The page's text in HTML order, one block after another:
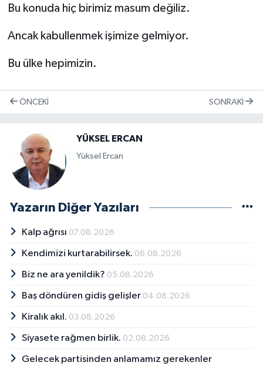
Bu konuda hiç birimiz masum değiliz.
Ancak kabullenmek işimize gelmiyor.
Bu ülke hepimizin.
ÖNCEKI SONRAKI
YÜKSEL ERCAN
Yüksel Ercan
Yazarın Diğer Yazıları
Kalp ağrısı 07.08.2026
Kendimizi kurtarabilirsek. 06.08.2026
Biz ne ara yenildik? 05.08.2026
Baş döndüren gidiş gelişler 04.08.2026
Kiralık akıl. 03.08.2026
Siyasete rağmen birlik. 02.08.2026
Gelecek partisinden anlamamız gerekenler